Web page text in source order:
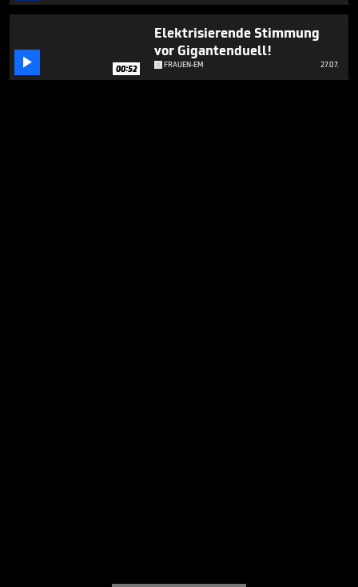
 00:52
Elektrisierende Stimmung
vor Gigantenduell!
FRAUEN-EM 27.07.